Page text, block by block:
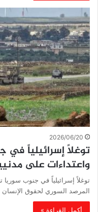
2026/06/20
توغلاً إسرائيلياً في
واعتداءات على
توغلاً إسرائيلياً في جنوب سوريا
المرصد السوري لحقوق الإنسان
أكمل القراءة »